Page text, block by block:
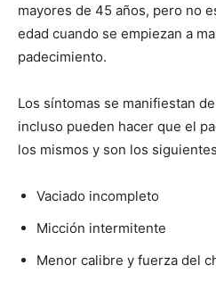
mayores de 45 años, pero no
edad cuando se empiezan a
padecimiento.
Los síntomas se manifiestan
incluso pueden hacer que el
los mismos y son los
Vaciado incompleto
Micción intermitente
Menor calibre y fuerza del